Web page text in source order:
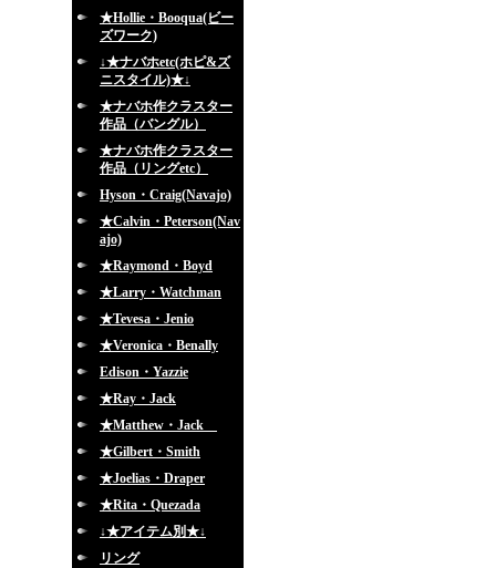
★Hollie・Booqua(ビー
ズワーク)
↓★ナバホetc(ホピ&ズ
ニスタイル)★↓
★ナバホ作クラスター
作品（バングル）
★ナバホ作クラスター
作品（リングetc）
Hyson・Craig(Navajo)
★Calvin・Peterson(Nav
ajo)
★Raymond・Boyd
★Larry・Watchman
★Tevesa・Jenio
★Veronica・Benally
Edison・Yazzie
★Ray・Jack
★Matthew・Jack
★Gilbert・Smith
★Joelias・Draper
★Rita・Quezada
↓★アイテム別★↓
リング